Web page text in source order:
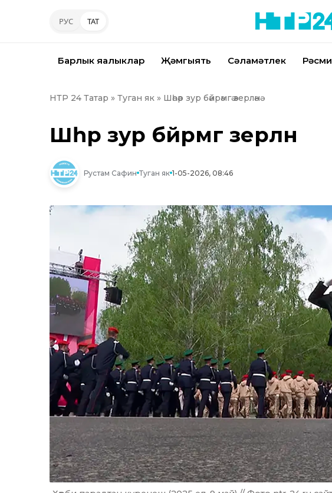
РУС ТАТ
Барлык яңалыклар Җәмгыять Сәламәтлек
НТР 24 Татар » Туган як » Шәһәр зур бәйрәмгә әзерләнә
Шәһәр зур бәйрәмгә әзерләнә
Рустам Сафин Туган як 1-05-2026, 08:46